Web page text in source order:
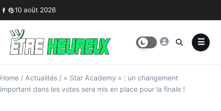
Skip to content
10 août 2026
Home / Actualités / « Star Academy » : un changement
important dans les votes sera mis en place pour la finale !